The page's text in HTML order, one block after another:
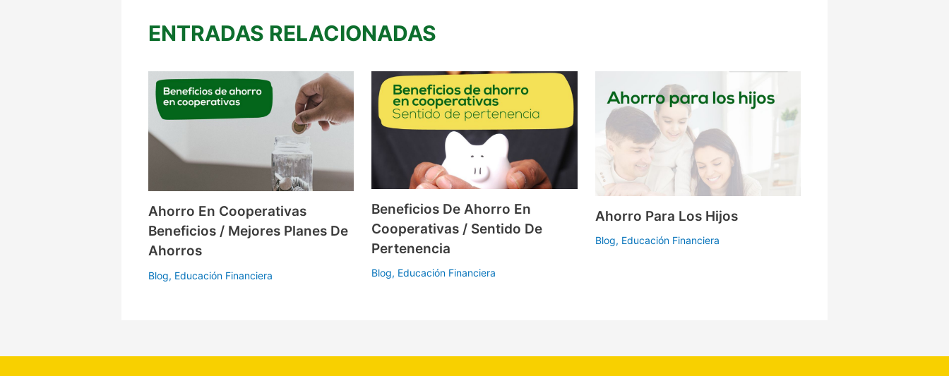
ENTRADAS RELACIONADAS
Ahorro En Cooperativas
Beneficios / Mejores Planes De
Ahorros
Blog, Educación Financiera
Beneficios De Ahorro En
Cooperativas / Sentido De
Pertenencia
Blog, Educación Financiera
Ahorro Para Los Hijos
Blog, Educación Financiera